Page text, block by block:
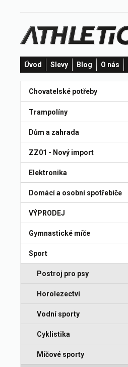
Úvod Slevy Blog O nás
Chovatelské potřeby
Trampolíny
Dům a zahrada
ZZ01 - Nový import
Elektronika
Domácí a osobní spotřebiče
VÝPRODEJ
Gymnastické míče
Sport
Postroj pro psy
Horolezectví
Vodní sporty
Cyklistika
Míčové sporty